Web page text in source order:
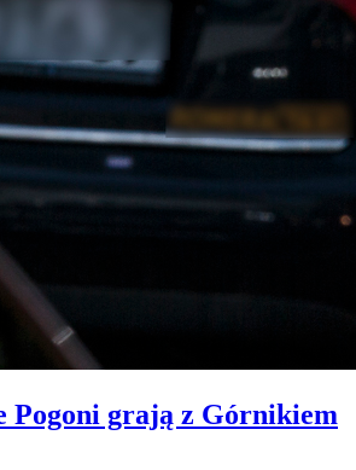
Pogoni grają z Górnikiem